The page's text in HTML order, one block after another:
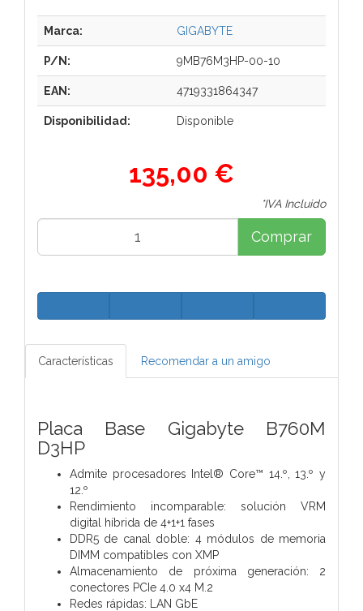
Marca: GIGABYTE
P/N: 9MB76M3HP-00-10
EAN: 4719331864347
Disponibilidad: Disponible
135,00 €
*IVA Incluido
Comprar
Características Recomendar a un amigo
Placa Base Gigabyte B760M
D3HP
Admite procesadores Intel® Core™ 14.º, 13.º y
12.º
Rendimiento incomparable: solución VRM
digital híbrida de 4+1+1 fases
DDR5 de canal doble: 4 módulos de memoria
DIMM compatibles con XMP
Almacenamiento de próxima generación: 2
conectores PCIe 4.0 x4 M.2
Redes rápidas: LAN GbE